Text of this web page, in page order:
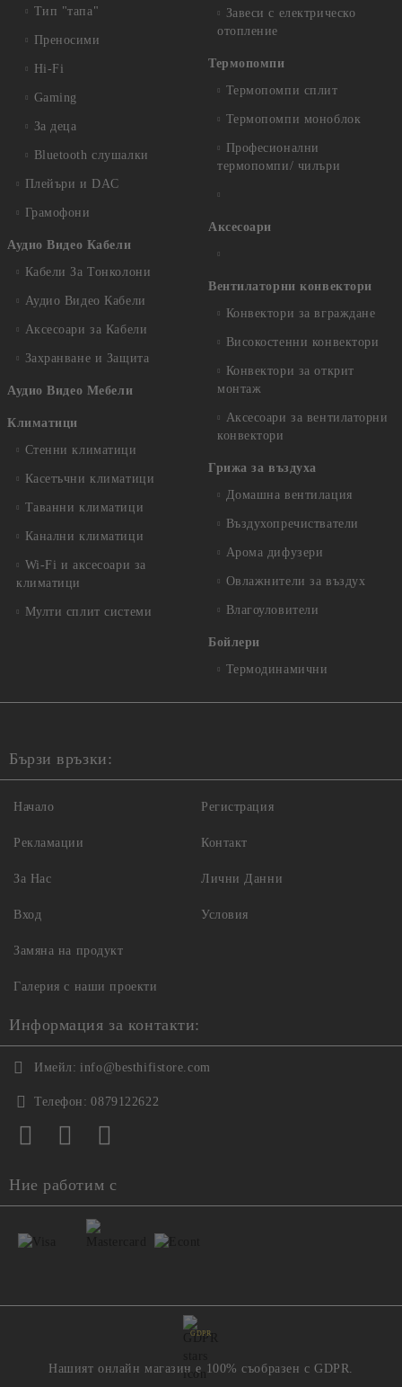
Тип "тапа"
Преносими
Hi-Fi
Gaming
За деца
Bluetooth слушалки
Плейъри и DAC
Грамофони
Аудио Видео Кабели
Кабели За Тонколони
Аудио Видео Кабели
Аксесоари за Кабели
Захранване и Защита
Аудио Видео Мебели
Климатици
Стенни климатици
Касетъчни климатици
Таванни климатици
Канални климатици
Wi-Fi и аксесоари за
климатици
Мулти сплит системи
Завеси с електрическо
отопление
Термопомпи
Термопомпи сплит
Термопомпи моноблок
Професионални
термопомпи/ чилъри
Аксесоари
Вентилаторни конвектори
Конвектори за вграждане
Високостенни конвектори
Конвектори за открит
монтаж
Аксесоари за вентилаторни
конвектори
Грижа за въздуха
Домашна вентилация
Въздухопречистватели
Арома дифузери
Овлажнители за въздух
Влагоуловители
Бойлери
Термодинамични
Бързи връзки:
Начало
Рекламации
За Нас
Вход
Регистрация
Контакт
Лични Данни
Условия
Замяна на продукт
Галерия с наши проекти
Информация за контакти:
Имейл: info@besthifistore.com
Телефон: 0879122622
Ние работим с
GDPR
Нашият онлайн магазин е 100% съобразен с GDPR.